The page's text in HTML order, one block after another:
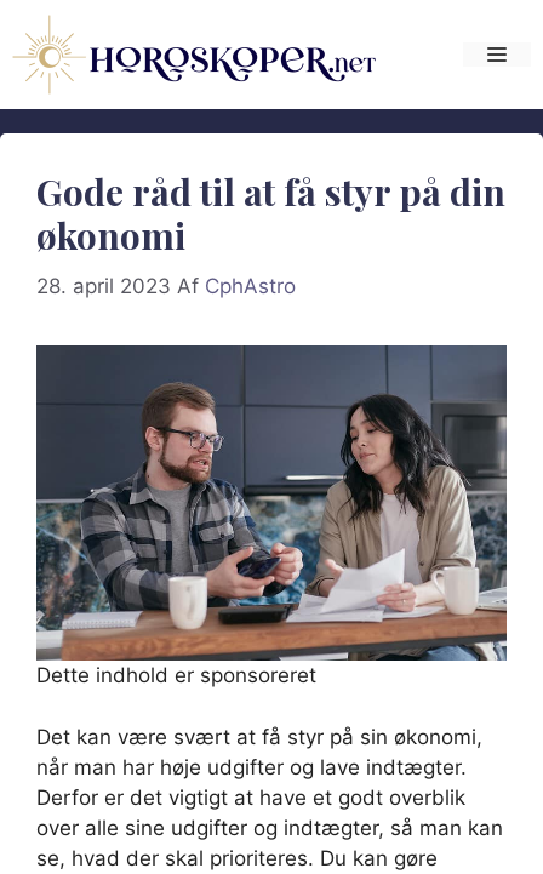
indhold
Gode råd til at få styr på din
økonomi
28. april 2023 Af CphAstro
Dette indhold er sponsoreret
Det kan være svært at få styr på sin økonomi,
når man har høje udgifter og lave indtægter.
Derfor er det vigtigt at have et godt overblik
over alle sine udgifter og indtægter, så man kan
se, hvad der skal prioriteres. Du kan gøre